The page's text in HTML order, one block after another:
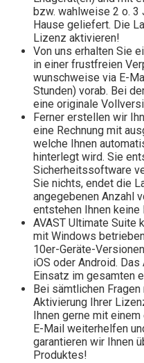
bzw. wahlweise 2 o. 3
Hause geliefert. Die
Lizenz aktivieren!
Von uns erhalten Sie
in einer frustfreien
wunschweise via E-
Stunden) vorab. Bei
eine originale
Ferner erstellen wir
eine Rechnung mit
welche Ihnen
hinterlegt wird. Sie
Sicherheitssoftware
Sie nichts, endet die
angegebenen Anzahl
entstehen Ihnen
AVAST Ultimate Suite
mit Windows
10er-Geräte-
iOS oder Android.
Einsatz im gesamten
Bei sämtlichen
Aktivierung Ihrer
Ihnen gerne mit
E-Mail weiterhelfen
garantieren wir Ihnen
Produktes!